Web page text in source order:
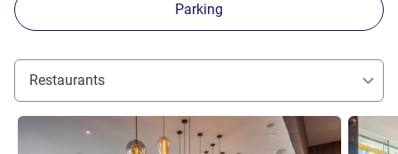
Parking
Restaurants
Voir les détails Voir les